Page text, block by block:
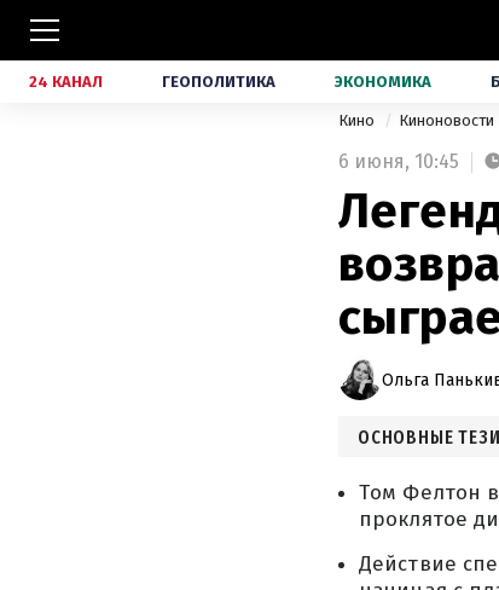
24 КАНАЛ ГЕОПОЛИТИКА ЭКОНОМИКА
Кино Киноновости
6 июня, 10:45
Ольга
ОСНОВНЫЕ
Том Фелтон
проклятое
Действие